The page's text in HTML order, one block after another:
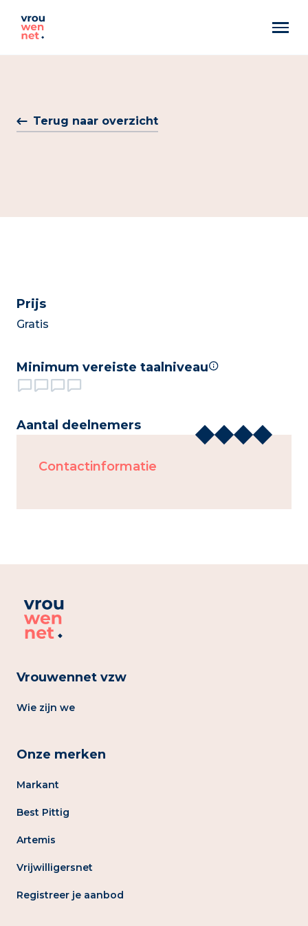
Best Pittig
Terug naar overzicht
Prijs
Gratis
Minimum vereiste taalniveau
Aantal deelnemers
Contactinformatie
Vrouwennet vzw
Wie zijn we
Onze merken
Markant
Best Pittig
Artemis
Vrijwilligersnet
Registreer je aanbod